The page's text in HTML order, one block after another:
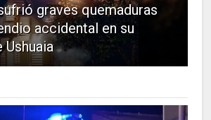
graves quemaduras
accidental en su
Ushuaia